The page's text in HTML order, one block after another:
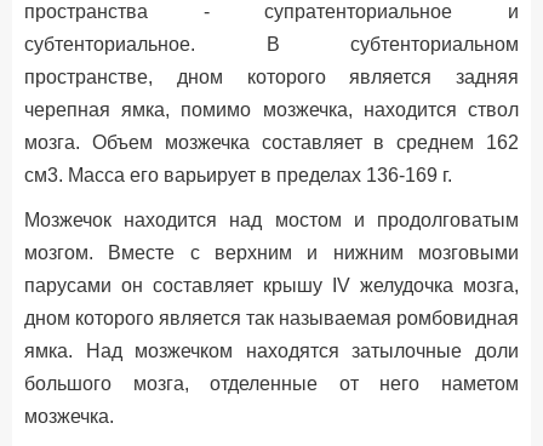
пространства - супратенториальное и
субтенториальное. В субтенториальном
пространстве, дном которого является задняя
черепная ямка, помимо мозжечка, находится ствол
мозга. Объем мозжечка составляет в среднем 162
см3. Масса его варьирует в пределах 136-169 г.
Мозжечок находится над мостом и продолговатым
мозгом. Вместе с верхним и нижним мозговыми
парусами он составляет крышу IV желудочка мозга,
дном которого является так называемая ромбовидная
ямка. Над мозжечком находятся затылочные доли
большого мозга, отделенные от него наметом
мозжечка.